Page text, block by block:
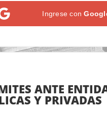
Ingrese con
ANTE
Y PRIVADAS